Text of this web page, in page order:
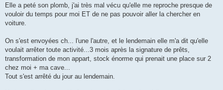
Elle a peté son plomb, j'ai très mal vécu qu'elle me reproche presque de
vouloir du temps pour moi ET de ne pas pouvoir aller la chercher en
voiture.
On s'est envoyées ch... l'une l'autre, et le lendemain elle m'a dit qu'elle
voulait arrêter toute activité...3 mois après la signature de prêts,
transformation de mon appart, stock énorme qui prenait une place sur 2
chez moi + ma cave...
Tout s'est arrêté du jour au lendemain.